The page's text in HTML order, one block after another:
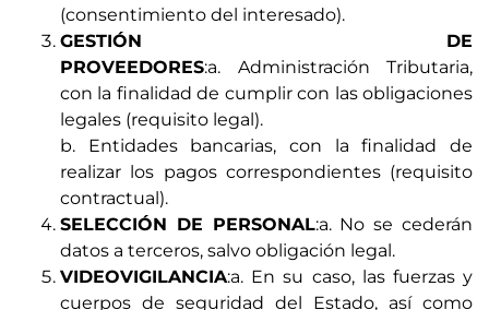
(consentimiento del interesado).
GESTIÓN DE
PROVEEDORES:a. Administración Tributaria,
con la finalidad de cumplir con las obligaciones
legales (requisito legal).
b. Entidades bancarias, con la finalidad de
realizar los pagos correspondientes (requisito
contractual).
SELECCIÓN DE PERSONAL:a. No se cederán
datos a terceros, salvo obligación legal.
VIDEOVIGILANCIA:a. En su caso, las fuerzas y
cuerpos de seguridad del Estado, así como